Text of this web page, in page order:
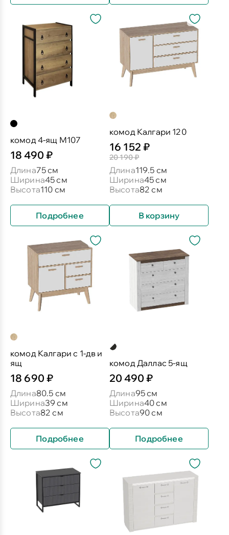
комод 4-ящ М107
18 490 ₽
Длина75 см
Ширина45 см
Высота110 см
Подробнее
комод Калгари 120
16 152 ₽
20 190 ₽
Длина119.5 см
Ширина45 см
Высота82 см
В корзину
комод Калгари с 1-дв и
ящ
18 690 ₽
Длина80.5 см
Ширина39 см
Высота82 см
Подробнее
комод Даллас 5-ящ
20 490 ₽
Длина95 см
Ширина40 см
Высота90 см
Подробнее